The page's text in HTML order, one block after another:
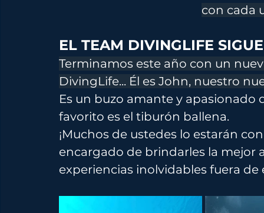
con cada
EL TEAM DIVINGLIFE
Terminamos este año con un
DivingLife... Él es John, nuestro
Es un buzo amante y
favorito es el tiburón ballena.
¡Muchos de ustedes lo estarán
encargado de brindarles la mejor
experiencias inolvidables fuera de